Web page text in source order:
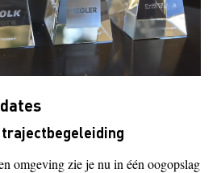
omgeving zie je nu in één oogopslag